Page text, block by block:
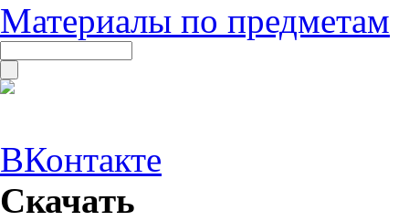
Материалы по предметам
ВКонтакте
Скачать